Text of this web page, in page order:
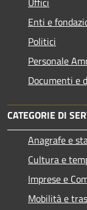
Enti e
Politici
Personale
Documenti e
CATEGORIE DI
Anagrafe e
Cultura e
Imprese e
Mobilità e